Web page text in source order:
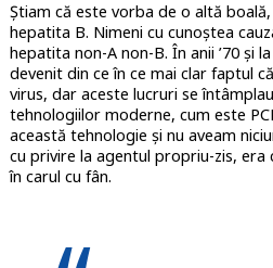
Știam că este vorba de o altă
hepatita B. Nimeni cu cunoștea
hepatita non-A non-B. În anii ’70 și
devenit din ce în ce mai clar faptul
virus, dar aceste lucruri se
tehnologiilor moderne, cum este
această tehnologie și nu aveam
cu privire la agentul propriu-zis, era
în carul cu fân.